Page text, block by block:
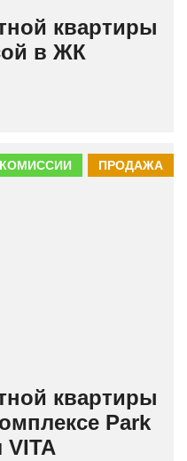
квартиры
в ЖК
ПРОДАЖА
квартиры
Park
VITA